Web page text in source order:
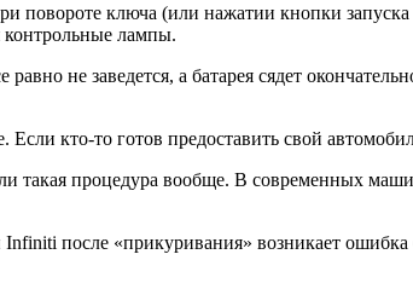
повороте ключа (или нажатии кнопки
контрольные лампы.
не заведется, а батарея сядет
кто-то готов предоставить свой
такая процедура вообще. В современных
после «прикуривания» возникает